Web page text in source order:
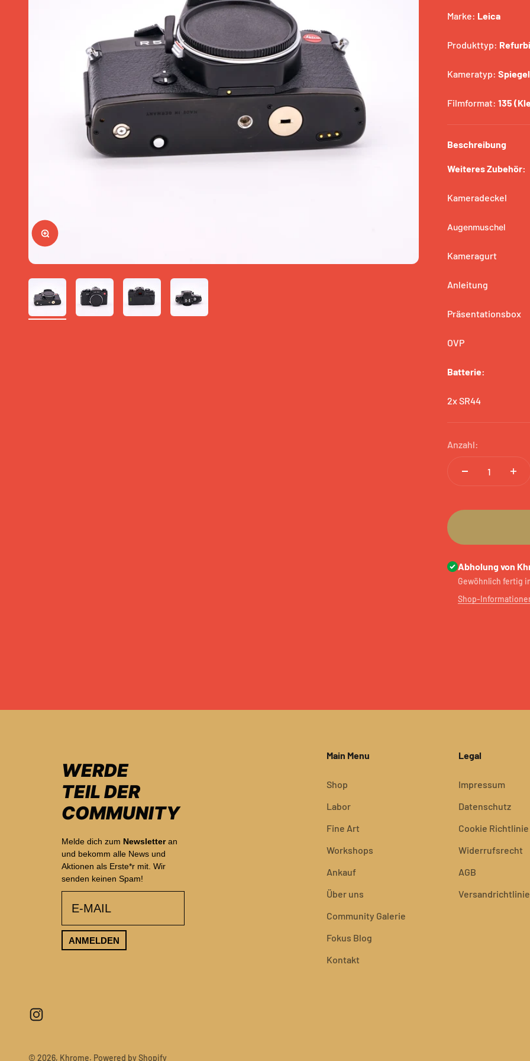
Art Meets Education
Gutschein
SUMMER SALE
Bild vergrößern
Marke: Leica
Produkttyp:
Kameratyp:
Filmformat: 135
Beschreibung
Weiteres Zubehör:
Kameradeckel
Augenmuschel
Kameragurt
Anleitung
Präsentationsbox
OVP
Batterie:
2x SR44
Anzahl:
Abholung von
Gewöhnlich fertig
Shop-
WERDE
TEIL DER
COMMUNITY
Melde dich zum Newsletteran
und bekomm alle News und
Aktionen als Erste*r mit. Wir
senden keinen Spam!
ANMELDEN
Main Menu
Shop
Labor
Fine Art
Workshops
Ankauf
Über uns
Community Galerie
Fokus Blog
Kontakt
Legal
Impressum
Datenschutz
Cookie Richtlinie
Widerrufsrecht
AGB
Versandrichtlinie
© 2026, Khrome. Powered by Shopify